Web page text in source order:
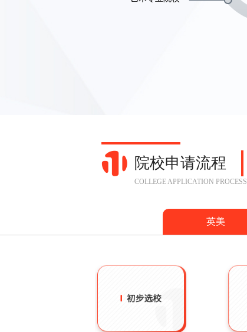
院校申请流程
COLLEGE APPLICATION PROCESS
英美